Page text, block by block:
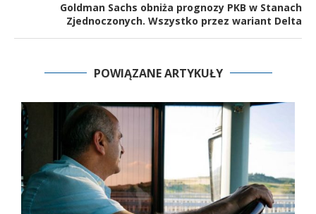
Goldman Sachs obniża prognozy PKB w Stanach
Zjednoczonych. Wszystko przez wariant Delta
POWIĄZANE ARTYKUŁY